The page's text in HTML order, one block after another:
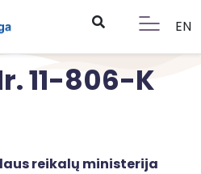
EN
11-806-K
reikalų ministerija